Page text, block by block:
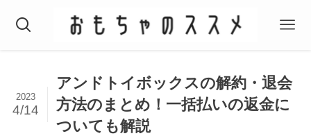
アンドトイボックスの解約・退会
方法のまとめ！一括払いの返金に
ついても解説
2023
4/14